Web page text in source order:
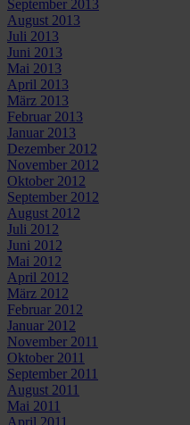
September 2013
August 2013
Juli 2013
Juni 2013
Mai 2013
April 2013
März 2013
Februar 2013
Januar 2013
Dezember 2012
November 2012
Oktober 2012
September 2012
August 2012
Juli 2012
Juni 2012
Mai 2012
April 2012
März 2012
Februar 2012
Januar 2012
November 2011
Oktober 2011
September 2011
August 2011
Mai 2011
April 2011